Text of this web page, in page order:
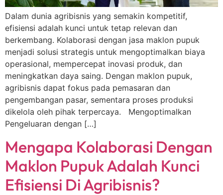
Dalam dunia agribisnis yang semakin kompetitif,
efisiensi adalah kunci untuk tetap relevan dan
berkembang. Kolaborasi dengan jasa maklon pupuk
menjadi solusi strategis untuk mengoptimalkan biaya
operasional, mempercepat inovasi produk, dan
meningkatkan daya saing. Dengan maklon pupuk,
agribisnis dapat fokus pada pemasaran dan
pengembangan pasar, sementara proses produksi
dikelola oleh pihak terpercaya. Mengoptimalkan
Pengeluaran dengan […]
Mengapa Kolaborasi Dengan
Maklon Pupuk Adalah Kunci
Efisiensi Di Agribisnis?